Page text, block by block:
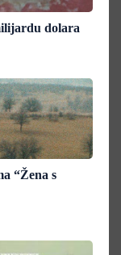
dolara
“Žena s